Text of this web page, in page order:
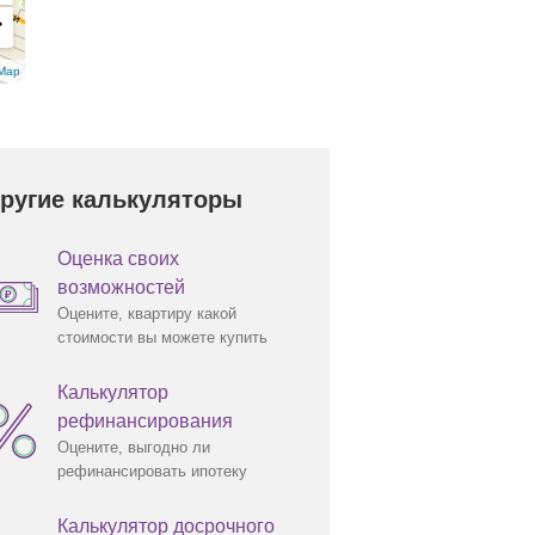
калькуляторы
Оценка своих
возможностей
Оцените, квартиру какой
стоимости вы можете купить
Калькулятор
рефинансирования
Оцените, выгодно ли
рефинансировать ипотеку
Калькулятор досрочного